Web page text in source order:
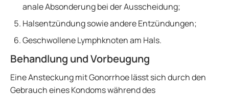
anale Absonderung bei der Ausscheidung;
Halsentzündung sowie andere Entzündungen;
Geschwollene Lymphknoten am Hals.
Behandlung und Vorbeugung
Eine Ansteckung mit Gonorrhoe lässt sich durch den
Gebrauch eines Kondoms während des